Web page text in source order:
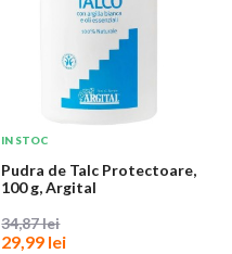
IN STOC
Pudra de Talc Protectoare,
100 g, Argital
34,87 lei
29,99 lei